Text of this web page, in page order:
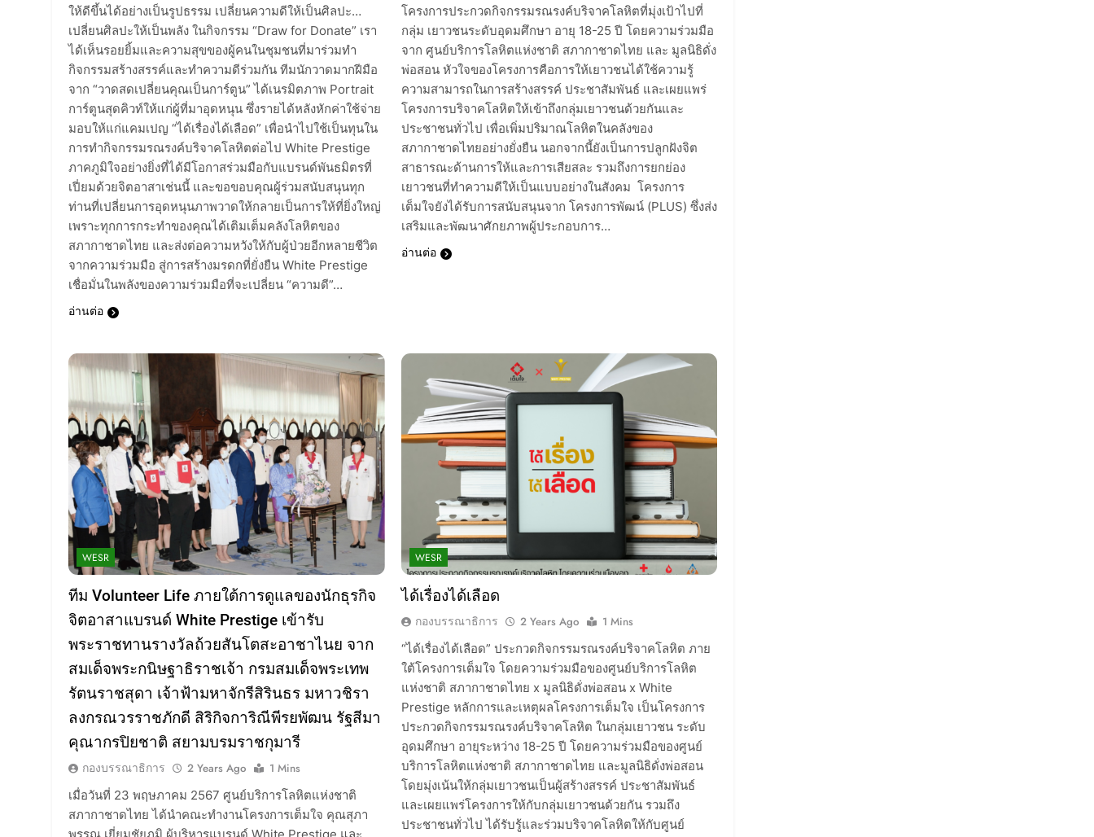
ให้ดีขึ้นได้อย่างเป็นรูปธรรม เปลี่ยนความดีให้เป็นศิลปะ…
เปลี่ยนศิลปะให้เป็นพลัง ในกิจกรรม “Draw for Donate” เรา
ได้เห็นรอยยิ้มและความสุขของผู้คนในชุมชนที่มาร่วมทำ
กิจกรรมสร้างสรรค์และทำความดีร่วมกัน ทีมนักวาดมากฝีมือ
จาก “วาดสดเปลี่ยนคุณเป็นการ์ตูน” ได้เนรมิตภาพ Portrait
การ์ตูนสุดคิวท์ให้แก่ผู้ที่มาอุดหนุน ซึ่งรายได้หลังหักค่าใช้จ่าย
มอบให้แก่แคมเปญ “ได้เรื่องได้เลือด” เพื่อนำไปใช้เป็นทุนใน
การทำกิจกรรมรณรงค์บริจาคโลหิตต่อไป White Prestige
ภาคภูมิใจอย่างยิ่งที่ได้มีโอกาสร่วมมือกับแบรนด์พันธมิตรที่
เปี่ยมด้วยจิตอาสาเช่นนี้ และขอขอบคุณผู้ร่วมสนับสนุนทุก
ท่านที่เปลี่ยนการอุดหนุนภาพวาดให้กลายเป็นการให้ที่ยิ่งใหญ่
เพราะทุกการกระทำของคุณได้เติมเต็มคลังโลหิตของ
สภากาชาดไทย และส่งต่อความหวังให้กับผู้ป่วยอีกหลายชีวิต
จากความร่วมมือ สู่การสร้างมรดกที่ยั่งยืน White Prestige
เชื่อมั่นในพลังของความร่วมมือที่จะเปลี่ยน “ความดี”…
อ่านต่อ
โครงการประกวดกิจกรรมรณรงค์บริจาคโลหิตที่มุ่งเป้าไปที่
กลุ่ม เยาวชนระดับอุดมศึกษา อายุ 18-25 ปี โดยความร่วมมือ
จาก ศูนย์บริการโลหิตแห่งชาติ สภากาชาดไทย และ มูลนิธิดั่ง
พ่อสอน หัวใจของโครงการคือการให้เยาวชนได้ใช้ความรู้
ความสามารถในการสร้างสรรค์ ประชาสัมพันธ์ และเผยแพร่
โครงการบริจาคโลหิตให้เข้าถึงกลุ่มเยาวชนด้วยกันและ
ประชาชนทั่วไป เพื่อเพิ่มปริมาณโลหิตในคลังของ
สภากาชาดไทยอย่างยั่งยืน นอกจากนี้ยังเป็นการปลูกฝังจิต
สาธารณะด้านการให้และการเสียสละ รวมถึงการยกย่อง
เยาวชนที่ทำความดีให้เป็นแบบอย่างในสังคม โครงการ
เต็มใจยังได้รับการสนับสนุนจาก โครงการพัฒน์ (PLUS) ซึ่งส่ง
เสริมและพัฒนาศักยภาพผู้ประกอบการ…
อ่านต่อ
WESR
ทีม Volunteer Life ภายใต้การดูแลของนักธุรกิจ
จิตอาสาแบรนด์ White Prestige เข้ารับ
พระราชทานรางวัลถ้วยสันโตสะอาชาไนย จาก
สมเด็จพระกนิษฐาธิราชเจ้า กรมสมเด็จพระเทพ
รัตนราชสุดา เจ้าฟ้ามหาจักรีสิรินธร มหาวชิรา
ลงกรณวรราชภักดี สิริกิจการิณีพีรยพัฒน รัฐสีมา
คุณากรปิยชาติ สยามบรมราชกุมารี
กองบรรณาธิการ 2 Years Ago
1 Mins
เมื่อวันที่ 23 พฤษภาคม 2567 ศูนย์บริการโลหิตแห่งชาติ
สภากาชาดไทย ได้นำคณะทำงานโครงการเต็มใจ คุณสุภา
WESR
ได้เรื่องได้เลือด
กองบรรณาธิการ 2 Years Ago
1 Mins
“ได้เรื่องได้เลือด” ประกวดกิจกรรมรณรงค์บริจาคโลหิต ภาย
ใต้โครงการเต็มใจ โดยความร่วมมือของศูนย์บริการโลหิต
แห่งชาติ สภากาชาดไทย x มูลนิธิดั่งพ่อสอน x White
Prestige หลักการและเหตุผลโครงการเต็มใจ เป็นโครงการ
ประกวดกิจกรรมรณรงค์บริจาคโลหิต ในกลุ่มเยาวชน ระดับ
อุดมศึกษา อายุระหว่าง 18-25 ปี โดยความร่วมมือของศูนย์
บริการโลหิตแห่งชาติ สภากาชาดไทย และมูลนิธิดั่งพ่อสอน
โดยมุ่งเน้นให้กลุ่มเยาวชนเป็นผู้สร้างสรรค์ ประชาสัมพันธ์
และเผยแพร่โครงการให้กับกลุ่มเยาวชนด้วยกัน รวมถึง
ประชาชนทั่วไป ได้รับรู้และร่วมบริจาคโลหิตให้กับศูนย์